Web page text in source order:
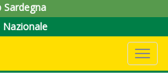
Sardegna
Nazionale